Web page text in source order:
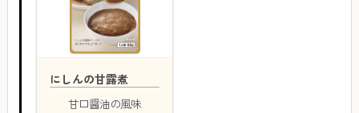
にしんの甘露煮
甘口醤油の風味